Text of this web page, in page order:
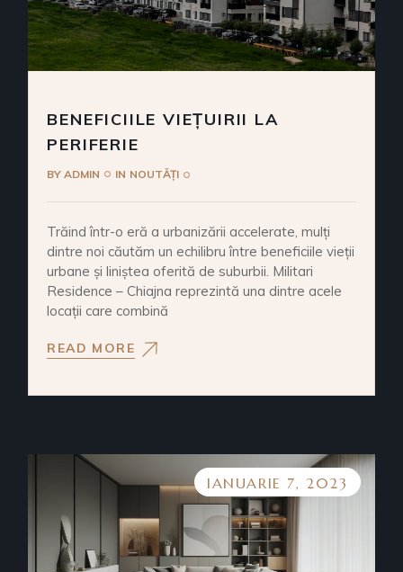
BENEFICIILE VIEȚUIRII LA
PERIFERIE
BYADMIN IN NOUTĂȚI
Trăind într-o eră a urbanizării accelerate, mulți
dintre noi căutăm un echilibru între beneficiile vieții
urbane și liniștea oferită de suburbii. Militari
Residence – Chiajna reprezintă una dintre acele
locații care combină
READ MORE
IANUARIE 7, 2023